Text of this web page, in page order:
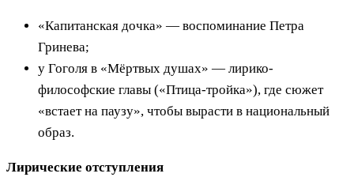
«Капитанская дочка» — воспоминание Петра
Гринева;
у Гоголя в «Мёртвых душах» — лирико-
философские главы («Птица-тройка»), где сюжет
«встает на паузу», чтобы вырасти в национальный
образ.
Лирические отступления